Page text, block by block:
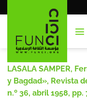
al
LASALA SAMPER,
y Bagdad», Revista
n.º 36, abril 1958, pp.